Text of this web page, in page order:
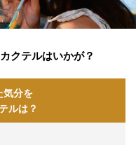
クテルはいかが？
気分を
ルは？